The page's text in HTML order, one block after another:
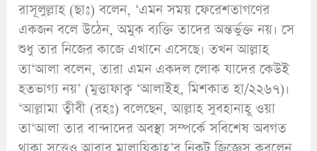
রাসূলুল্লাহ (ছাঃ) বলেন, ‘এমন সময় ফেরেশতাগণের
একজন বলে উঠেন, অমুক ব্যক্তি তাদের অন্তর্ভুক্ত নয়। সে
শুধু তার নিজের কাজে এখানে এসেছে। তখন আল্লাহ
তা‘আলা বলেন, তারা এমন একদল লোক যাদের কেউই
হতভাগ্য নয়’ (মুত্তাফাক্ব ‘আলাইহ, মিশকাত হা/২২৬৭)।
‘আল্লামা ত্বীবী (রহঃ) বলেছেন, আল্লাহ সুবহানাহূ ওয়া
তা‘আলা তার বান্দাদের অবস্থা সম্পর্কে সবিশেষ অবগত